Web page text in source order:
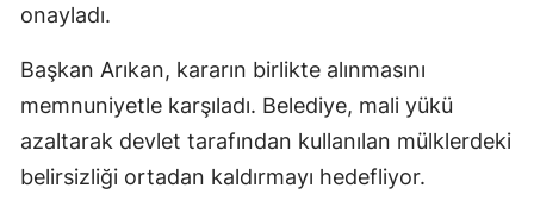
onayladı.
Başkan Arıkan, kararın birlikte alınmasını
memnuniyetle karşıladı. Belediye, mali yükü
azaltarak devlet tarafından kullanılan mülklerdeki
belirsizliği ortadan kaldırmayı hedefliyor.